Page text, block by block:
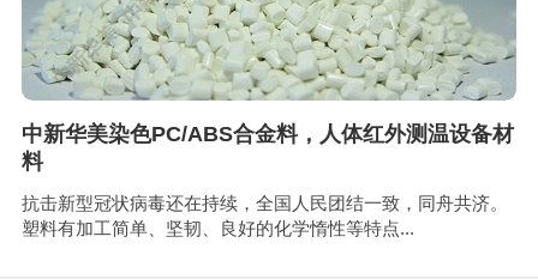
中新华美染色PC/ABS合金料，人体红外测温设备材
料
抗击新型冠状病毒还在持续，全国人民团结一致，同舟共济。
塑料有加工简单、坚韧、良好的化学惰性等特点...